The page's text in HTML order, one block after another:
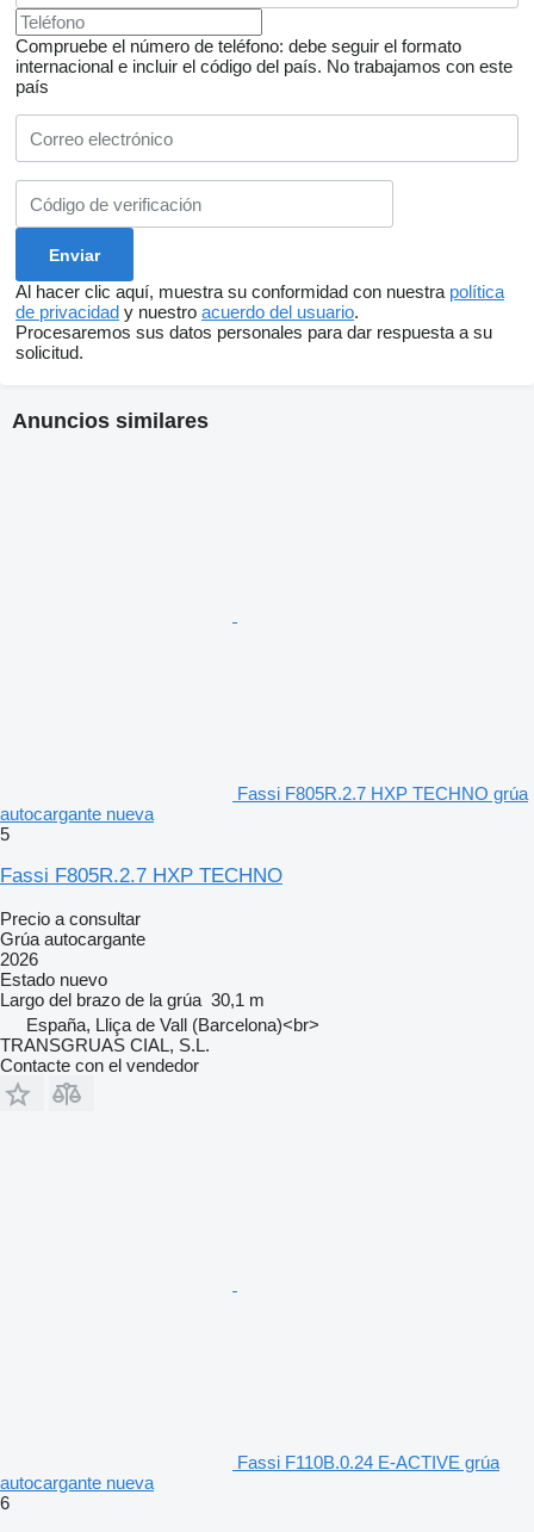
Compruebe el número de teléfono: debe seguir el formato
internacional e incluir el código del país. No trabajamos con este
país
Al hacer clic aquí, muestra su conformidad con nuestra política
de privacidad y nuestro acuerdo del usuario.
Procesaremos sus datos personales para dar respuesta a su
solicitud.
Anuncios similares
Fassi F805R.2.7 HXP TECHNO grúa
autocargante nueva
5
Fassi F805R.2.7 HXP TECHNO
Precio a consultar
Grúa autocargante
2026
Estado nuevo
Largo del brazo de la grúa 30,1 m
España, Lliça de Vall (Barcelona)<br>
TRANSGRUAS CIAL, S.L.
Contacte con el vendedor
Fassi F110B.0.24 E-ACTIVE grúa
autocargante nueva
6